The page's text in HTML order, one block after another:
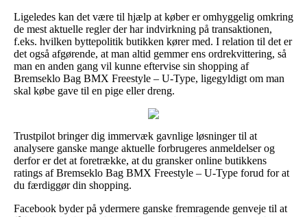
Ligeledes kan det være til hjælp at køber er omhyggelig omkring
de mest aktuelle regler der har indvirkning på transaktionen,
f.eks. hvilken byttepolitik butikken kører med. I relation til det er
det også afgørende, at man altid gemmer ens ordrekvittering, så
man en anden gang vil kunne eftervise sin shopping af
Bremseklo Bag BMX Freestyle – U-Type, ligegyldigt om man
skal købe gave til en pige eller dreng.
Trustpilot bringer dig immervæk gavnlige løsninger til at
analysere ganske mange aktuelle forbrugeres anmeldelser og
derfor er det at foretrække, at du gransker online butikkens
ratings af Bremseklo Bag BMX Freestyle – U-Type forud for at
du færdiggør din shopping.
Facebook byder på ydermere ganske fremragende genveje til at